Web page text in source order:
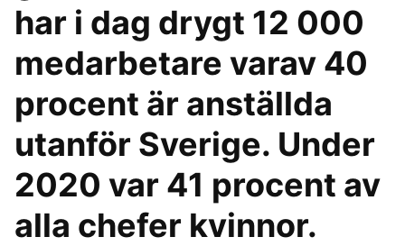
har i dag drygt 12 000
medarbetare varav 40
procent är anställda
utanför Sverige. Under
2020 var 41 procent av
alla chefer kvinnor.